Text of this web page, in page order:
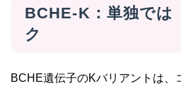
BCHE-K：単独では
ク
BCHE遺伝子のKバリアントは、